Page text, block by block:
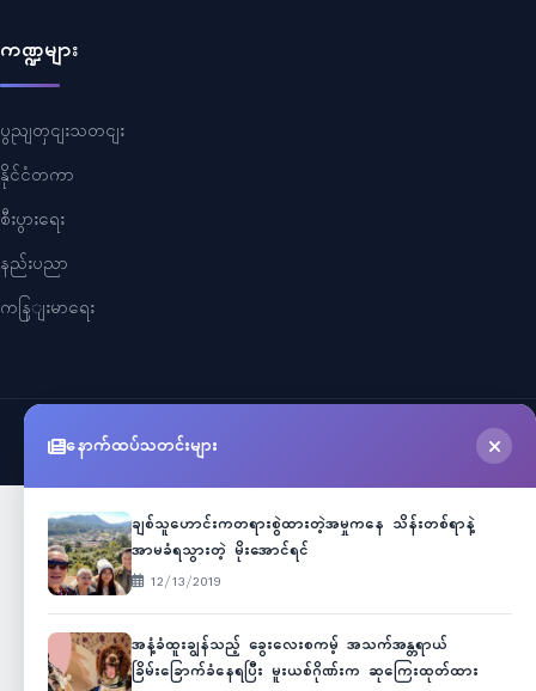
ကဏ္ဍများ
ပွညျတှငျးသတငျး
နိုင်ငံတကာ
စီးပွားရေး
နည်းပညာ
ကနြျးမာရေး
©2026Myanmar Cele News
နောက်ထပ်သတင်းများ
ချစ်သူဟောင်းကတရားစွဲထားတဲ့အမှုကနေ သိန်းတစ်ရာနဲ့
အာမခံရသွားတဲ့ မိုးအောင်ရင်
12/13/2019
အနံ့ခံထူးချွန်သည့် ခွေးလေးစကမ့် အသက်အန္တရာယ်
ခြိမ်းခြောက်ခံနေရပြီး မူးယစ်ဂိုဏ်းက ဆုကြေးထုတ်ထား